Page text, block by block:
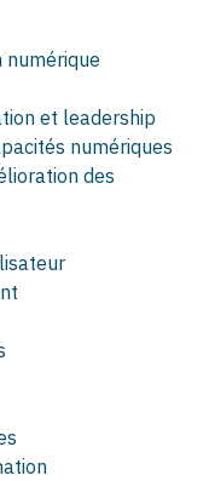
numérique
et leadership
numériques
des